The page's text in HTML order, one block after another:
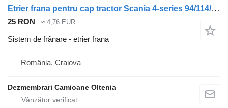
Etrier frana pentru cap tractor Scania 4-series 94/114/124/144/164
25 RON ≈ 4,76 EUR
Sistem de frânare - etrier frana
România, Craiova
Dezmembrari Camioane Oltenia